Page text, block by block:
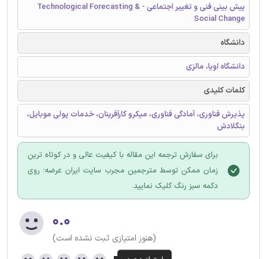
پیش بینی فنی و تغییر اجتماعی - Technological Forecasting &
Social Change
دانشگاه
دانشگاه اویا، مالزی
کلمات کلیدی
پذیرش فناوری، آمادگی فناوری، میکرو کارآفرینان، خدمات پولی موبایل،
بنگلادش
برای سفارش ترجمه این مقاله با کیفیت عالی و در کوتاه ترین
زمان ممکن توسط مترجمین مجرب سایت ایران عرضه؛ روی
دکمه سبز رنگ کلیک نمایید.
۰.۰
(هنوز امتیازی ثبت نشده است)